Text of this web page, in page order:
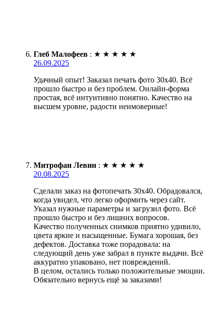
Глеб Малофеев : ★ ★ ★ ★ ★
26.09.2025
Удачный опыт! Заказал печать фото 30х40. Всё
прошло быстро и без проблем. Онлайн-форма
простая, всё интуитивно понятно. Качество на
высшем уровне, радости неимоверные!
Митрофан Левин : ★ ★ ★ ★ ★
20.08.2025
Сделали заказ на фотопечать 30х40. Обрадовался,
когда увидел, что легко оформить через сайт.
Указал нужные параметры и загрузил фото. Всё
прошло быстро и без лишних вопросов.
Качество полученных снимков приятно удивило,
цвета яркие и насыщенные. Бумага хорошая, без
дефектов. Доставка тоже порадовала: на
следующий день уже забрал в пункте выдачи. Всё
аккуратно упаковано, нет повреждений.
В целом, остались только положительные эмоции.
Обязательно вернусь ещё за заказами!